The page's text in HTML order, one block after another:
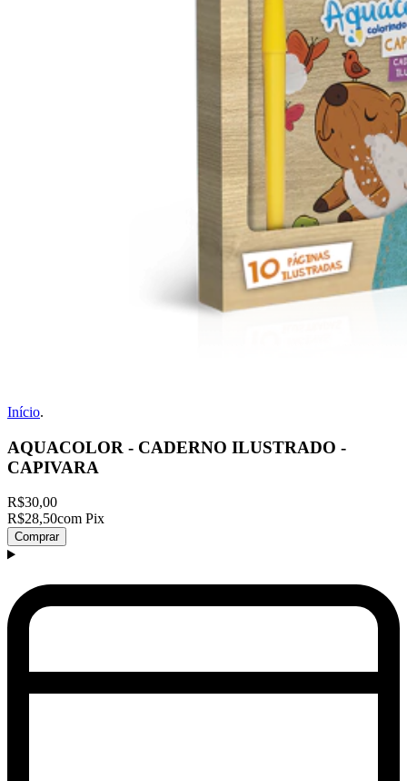
Início.
AQUACOLOR - CADERNO ILUSTRADO -
CAPIVARA
R$30,00
R$28,50com Pix
Comprar